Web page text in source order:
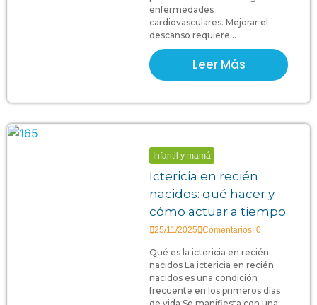
enfermedades
cardiovasculares. Mejorar el
descanso requiere...
Leer Más
Infantil y mamá
Ictericia en recién
nacidos: qué hacer y
cómo actuar a tiempo
25/11/2025 Comentarios: 0
Qué es la ictericia en recién
nacidos La ictericia en recién
nacidos es una condición
frecuente en los primeros días